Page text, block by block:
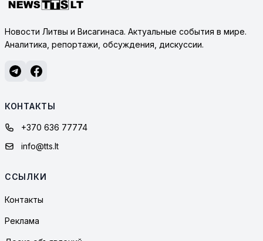
Новости Литвы и Висагинаса. Актуальные события в мире.
Аналитика, репортажи, обсуждения, дискуссии.
КОНТАКТЫ
+370 636 77774
info@tts.lt
ССЫЛКИ
Контакты
Реклама